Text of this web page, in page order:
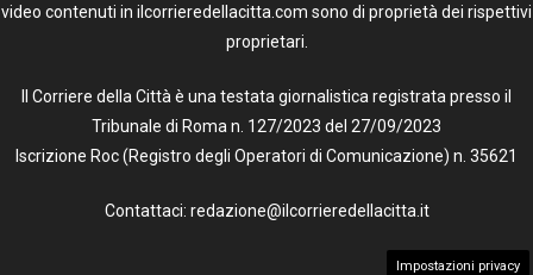
video contenuti in ilcorrieredellacitta.com sono di proprietà dei rispettivi
proprietari.
Il Corriere della Città è una testata giornalistica registrata presso il
Tribunale di Roma n. 127/2023 del 27/09/2023
Iscrizione Roc (Registro degli Operatori di Comunicazione) n. 35621
Contattaci: redazione@ilcorrieredellacitta.it
Impostazioni privacy